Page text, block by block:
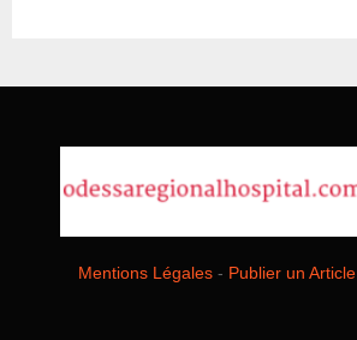
Mentions Légales - Publier un Article